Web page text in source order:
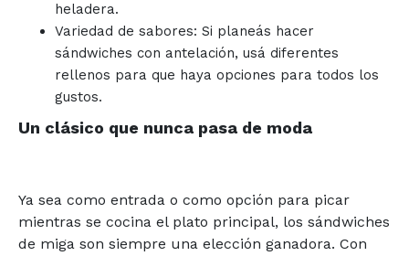
heladera.
Variedad de sabores: Si planeás hacer
sándwiches con antelación, usá diferentes
rellenos para que haya opciones para todos los
gustos.
Un clásico que nunca pasa de moda
Ya sea como entrada o como opción para picar
mientras se cocina el plato principal, los sándwiches
de miga son siempre una elección ganadora. Con